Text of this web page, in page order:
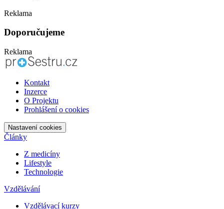
Reklama
Doporučujeme
Reklama
Kontakt
Inzerce
O Projektu
Prohlášení o cookies
Nastavení cookies
Články
Z medicíny
Lifestyle
Technologie
Vzdělávání
Vzdělávací kurzy